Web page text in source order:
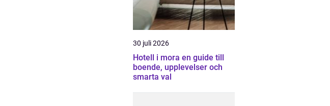
30 juli 2026
Hotell i mora en guide till
boende, upplevelser och
smarta val